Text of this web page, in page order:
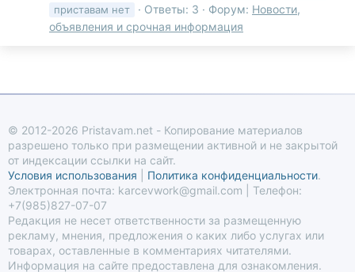
приставам нет
Ответы: 3 Форум: Новости,
объявления и срочная информация
© 2012-2026 Pristavam.net - Копирование материалов
разрешено только при размещении активной и не закрытой
от индексации ссылки на сайт.
Условия использования
Политика конфиденциальности.
Электронная почта: karcevwork@gmail.com | Телефон:
+7(985)827-07-07
Редакция не несет ответственности за размещенную
рекламу, мнения, предложения о каких либо услугах или
товарах, оставленные в комментариях читателями.
Информация на сайте предоставлена для ознакомления.